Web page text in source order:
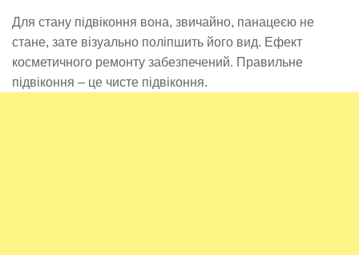
Для стану підвіконня вона, звичайно, панацеєю не
стане, зате візуально поліпшить його вид. Ефект
косметичного ремонту забезпечений. Правильне
підвіконня – це чисте підвіконня.